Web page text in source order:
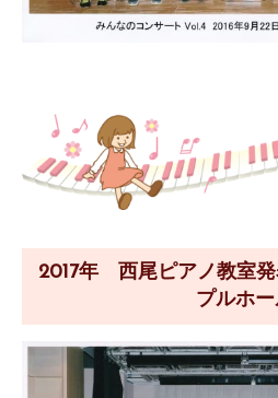
2017年 西尾ピアノ教室
プルホ